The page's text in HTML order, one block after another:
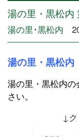
湯の里・黒松内
湯の里･黒松内
湯の里・黒松内
湯の里・黒松内
さい。
↓